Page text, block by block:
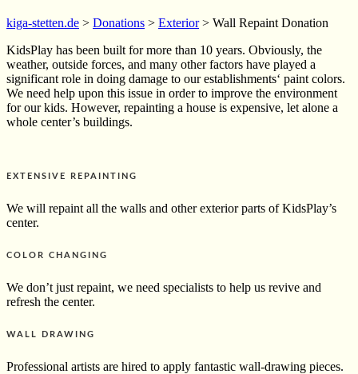
kiga-stetten.de > Donations > Exterior> Wall Repaint Donation
KidsPlay has been built for more than 10 years. Obviously, the
weather, outside forces, and many other factors have played a
significant role in doing damage to our establishments‘ paint colors.
We need help upon this issue in order to improve the environment
for our kids. However, repainting a house is expensive, let alone a
whole center’s buildings.
EXTENSIVE REPAINTING
We will repaint all the walls and other exterior parts of KidsPlay’s
center.
COLOR CHANGING
We don’t just repaint, we need specialists to help us revive and
refresh the center.
WALL DRAWING
Professional artists are hired to apply fantastic wall-drawing pieces.